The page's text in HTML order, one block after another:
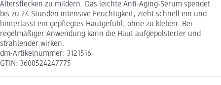
Altersflecken zu mildern. Das leichte Anti-Aging-Serum spendet
bis zu 24 Stunden intensive Feuchtigkeit, zieht schnell ein und
hinterlässt ein gepflegtes Hautgefühl, ohne zu kleben. Bei
regelmäßiger Anwendung kann die Haut aufgepolsterter und
strahlender wirken.
dm-Artikelnummer: 3121516
GTIN: 3600524247775